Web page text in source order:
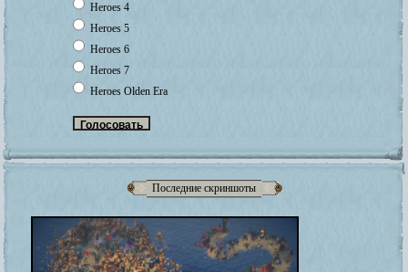
Heroes 4
Heroes 5
Heroes 6
Heroes 7
Heroes Olden Era
Последние скриншоты